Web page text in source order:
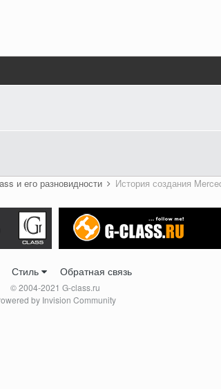
и его разновидности История создания
Стиль Обратная связь
© 2004-2021 G-class.ru
by Invision Community